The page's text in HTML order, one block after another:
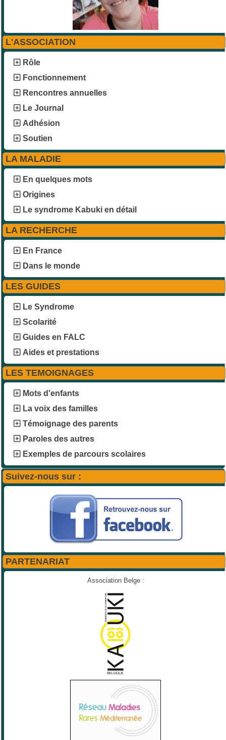
L'ASSOCIATION
Rôle
Fonctionnement
Rencontres annuelles
Le Journal
Adhésion
Soutien
LA MALADIE
En quelques mots
Origines
Le syndrome Kabuki en détail
LA RECHERCHE
En France
Dans le monde
LES GUIDES
Le Syndrome
Scolarité
Guides en FALC
Aides et prestations
LES TEMOIGNAGES
Mots d'enfants
La voix des familles
Témoignage des parents
Paroles des autres
Exemples de parcours scolaires
Suivez-nous sur :
PARTENARIAT
Association Belge :